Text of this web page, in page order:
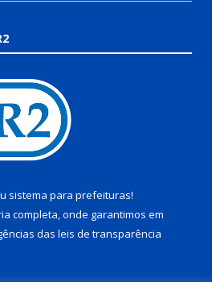
sistema para prefeituras!
completa, onde garantimos em
das leis de transparência